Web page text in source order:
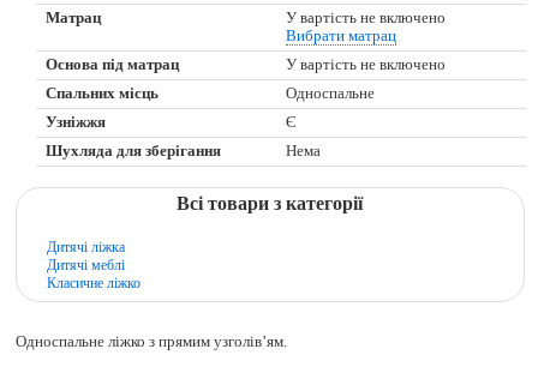
Матрац
У вартість не включено
Вибрати матрац
Основа під матрац
У вартість не включено
Спальних місць
Односпальне
Узніжжя
Є
Шухляда для зберігання
Нема
Всі товари з категорії
Дитячі ліжка
Дитячі меблі
Класичне ліжко
Односпальне ліжко з прямим узголів’ям.